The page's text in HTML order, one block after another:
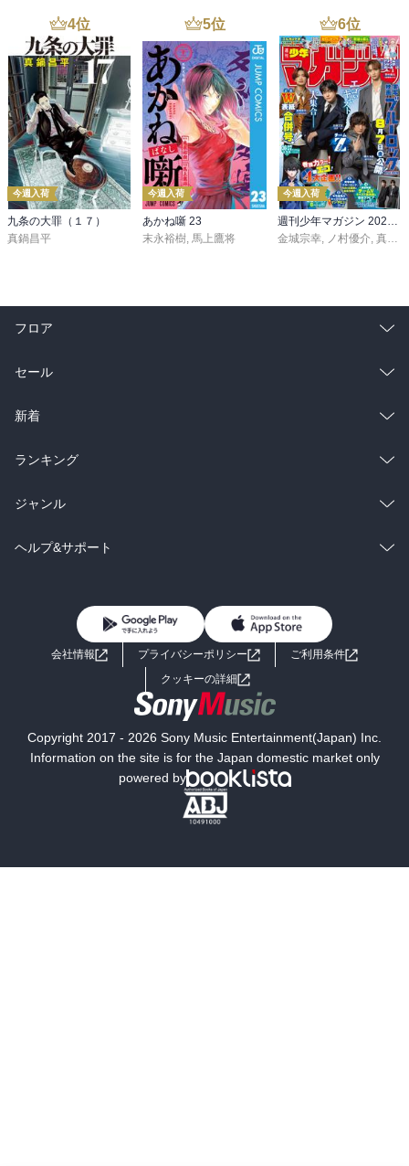
4位
今週入荷
九条の大罪（１７）
真鍋昌平
5位
今週入荷
あかね噺 23
末永裕樹, 馬上鷹将
6位
今週入荷
週刊少年マガジン 2026年36・37号[2026年8月5日発売]
金城宗幸, ノ村優介, 真島ヒロ
フロア
総合
ラノベ
雑誌・グラビア
BL・TL
セール
総合
ラノベ
雑誌・グラビア
BL・TL
新着
総合
ラノベ
雑誌・グラビア
ランキング
総合
ラノベ
ジャンル
コミック
ライトノベル 男子向けラノベ
小説
海外小説
ミステリー SF
文学
ヘルプ&サポート
よくあるご質問 お問い合わせ
会社情報 プライバシーポリシー
ご利用条件
クッキーの詳細
Copyright 2017 - 2026 Sony Music Entertainment(Japan) Inc.
Information on the site is for the Japan domestic market only
powered by